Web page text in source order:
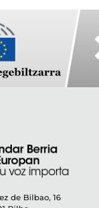
de Bilbao, 16